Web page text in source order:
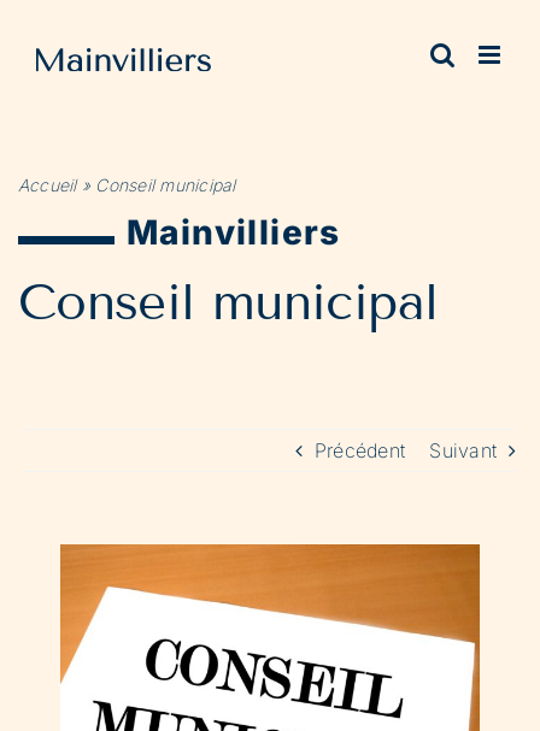
contenu
Accueil» Conseil municipal
Mainvilliers
Conseil municipal
Précédent Suivant